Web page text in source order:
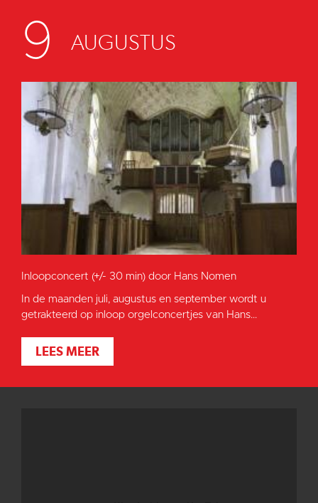
9 AUGUSTUS
Inloopconcert (+/- 30 min) door Hans Nomen
In de maanden juli, augustus en september wordt u
getrakteerd op inloop orgelconcertjes van Hans...
LEES MEER